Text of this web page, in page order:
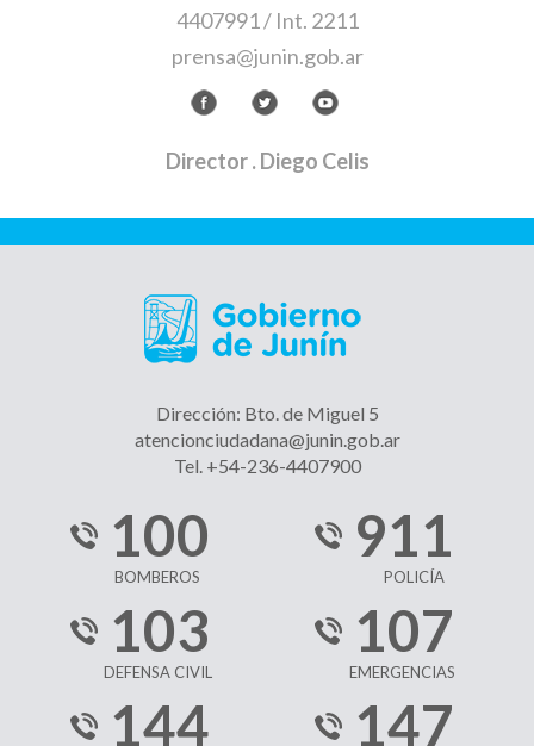
4407991 / Int. 2211
prensa@junin.gob.ar
Director. Diego Celis
Dirección: Bto. de Miguel 5
atencionciudadana@junin.gob.ar
Tel. +54-236-4407900
100
BOMBEROS
911
POLICÍA
103
DEFENSA CIVIL
107
EMERGENCIAS
144 147